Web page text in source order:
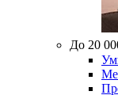
До 20